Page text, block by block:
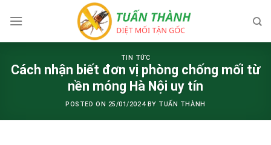
TIN TỨC
Cách nhận biết đơn vị phòng chống mối từ
nền móng Hà Nội uy tín
POSTED ON 25/01/2024BY TUẤN THÀNH